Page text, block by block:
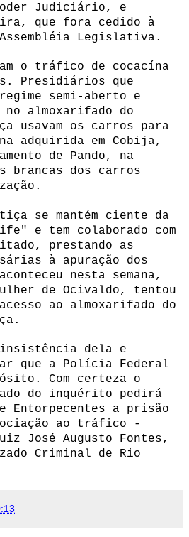
Judiciário, e
que fora cedido à
Legislativa.
o tráfico de cocacína
Presidiários que
regime semi-aberto e
no almoxarifado do
usavam os carros para
adquirida em Cobija,
de Pando, na
brancas dos carros
se mantém ciente da
e tem colaborado com
prestando as
à apuração dos
nesta semana,
de Ocivaldo, tentou
ao almoxarifado do
insistência dela e
que a Polícia Federal
Com certeza o
do inquérito pedirá
Entorpecentes a prisão
ao tráfico -
José Augusto Fontes,
Criminal de Rio